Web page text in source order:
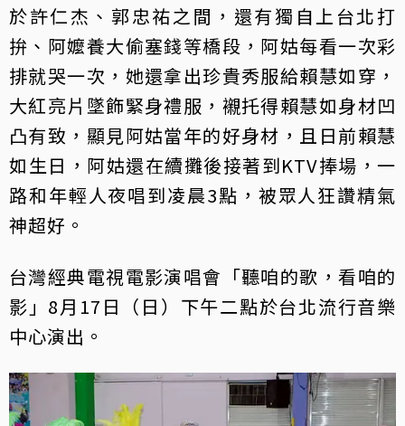
於許仁杰、郭忠祐之間，還有獨自上台北打
拚、阿嬤養大偷塞錢等橋段，阿姑每看一次彩
排就哭一次，她還拿出珍貴秀服給賴慧如穿，
大紅亮片墜飾緊身禮服，襯托得賴慧如身材凹
凸有致，顯見阿姑當年的好身材，且日前賴慧
如生日，阿姑還在續攤後接著到KTV捧場，一
路和年輕人夜唱到凌晨3點，被眾人狂讚精氣
神超好。
台灣經典電視電影演唱會「聽咱的歌，看咱的
影」8月17日（日）下午二點於台北流行音樂
中心演出。